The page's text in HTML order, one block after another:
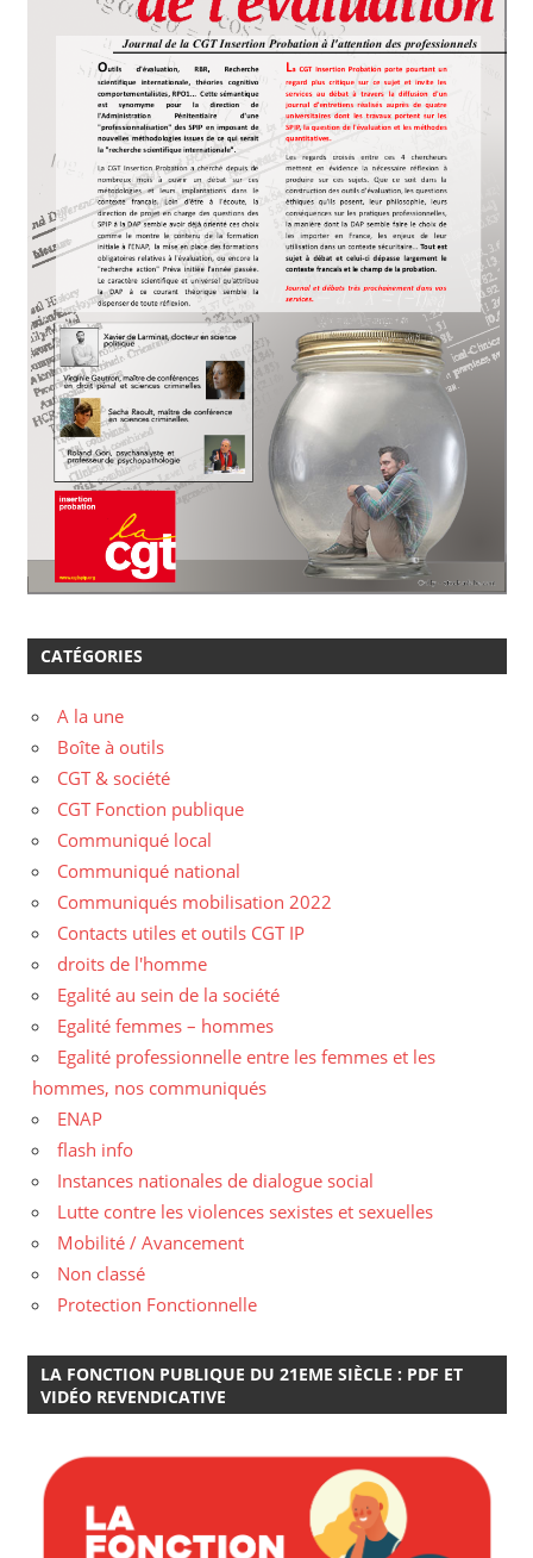
CATÉGORIES
A la une
Boîte à outils
CGT & société
CGT Fonction publique
Communiqué local
Communiqué national
Communiqués mobilisation 2022
Contacts utiles et outils CGT IP
droits de l'homme
Egalité au sein de la société
Egalité femmes – hommes
Egalité professionnelle entre les femmes et les
hommes, nos communiqués
ENAP
flash info
Instances nationales de dialogue social
Lutte contre les violences sexistes et sexuelles
Mobilité / Avancement
Non classé
Protection Fonctionnelle
LA FONCTION PUBLIQUE DU 21EME SIÈCLE : PDF ET
VIDÉO REVENDICATIVE